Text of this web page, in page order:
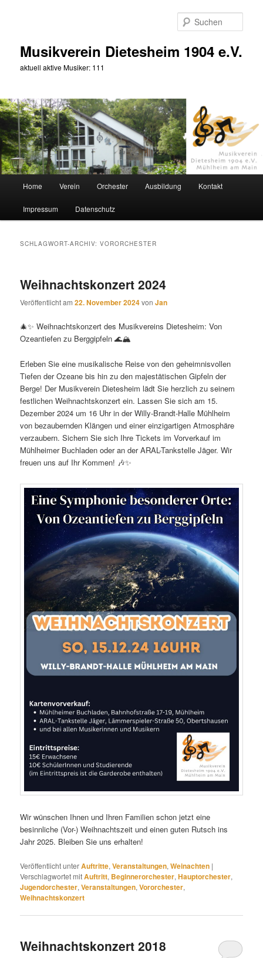
Musikverein Dietesheim 1904 e.V.
aktuell aktive Musiker: 111
Home Verein Orchester Ausbildung Kontakt
Impressum Datenschutz
SCHLAGWORT-ARCHIV:VORORCHESTER
Weihnachtskonzert 2024
Veröffentlicht am22. November 2024vonJan
🎄✨ Weihnachtskonzert des Musikvereins Dietesheim: Von
Ozeantiefen zu Berggipfeln 🌊🏔️
Erleben Sie eine musikalische Reise von den geheimnisvollen
Tiefen der Ozeane bis hin zu den majestätischen Gipfeln der
Berge! Der Musikverein Dietesheim lädt Sie herzlich zu seinem
festlichen Weihnachtskonzert ein. Lassen Sie sich am 15.
Dezember 2024 um 16 Uhr in der Willy-Brandt-Halle Mühlheim
von bezaubernden Klängen und einer einzigartigen Atmosphäre
verzaubern. Sichern Sie sich Ihre Tickets im Vorverkauf im
Mühlheimer Buchladen oder an der ARAL-Tankstelle Jäger. Wir
freuen uns auf Ihr Kommen! 🎶✨
Wir wünschen Ihnen und Ihren Familien schon jetzt eine
besinnliche (Vor-) Weihnachtszeit und einen guten Rutsch ins
Jahr 2025. Bleiben Sie uns erhalten!
Veröffentlicht unterAuftritte,Veranstaltungen,Weinachten |
Verschlagwortet mitAuftritt, Beginnerorchester,Hauptorchester,
Jugendorchester,Veranstaltungen,Vororchester,
Weihnachtskonzert
Weihnachtskonzert 2018